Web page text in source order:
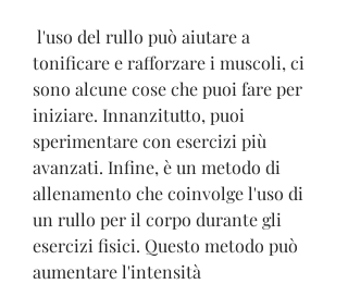
tonificare e rafforzare i muscoli, ci
sono alcune cose che puoi fare per
iniziare. Innanzitutto, puoi
sperimentare con esercizi più
avanzati. Infine, è un metodo di
allenamento che coinvolge l'uso di
un rullo per il corpo durante gli
esercizi fisici. Questo metodo può
aumentare l'intensità